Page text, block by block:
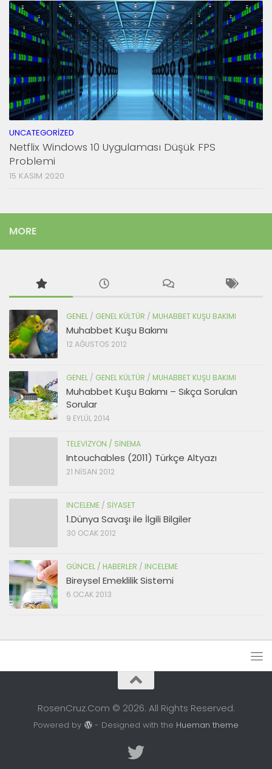
UNCATEGORIZED
Netflix Windows 10 Uygulaması Düşük FPS
Problemi
15 KASIM 2020
MORE
GENEL / GENEL KÜLTÜR / MUHABBET KUŞU BAKIMI
Muhabbet Kuşu Bakımı
12 AĞUSTOS 2012
GENEL / GENEL KÜLTÜR / MUHABBET KUŞU BAKIMI
Muhabbet Kuşu Bakımı – Sıkça Sorulan
Sorular
9 EYLÜL 2014
TELEVIZYON / SINEMA
Intouchables (2011) Türkçe Altyazı
21 NISAN 2012
INCELEME / SIYASET
1.Dünya Savaşı ile İlgili Bilgiler
30 OCAK 2012
GÜNCEL / HABERLER / INCELEME
Bireysel Emeklilik Sistemi
6 OCAK 2013
RosenCruz.Com © 2026. All Rights Reserved.
Powered by - Designed with the Hueman theme